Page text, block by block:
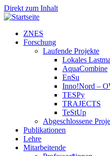
Direkt zum Inhalt
ZNES
Forschung
Laufende Projekte
Lokales
AquaCombine
EnSu
Inno!Nord –
TESPy
TRAJECTS
TeStUp
Abgeschlossene
Publikationen
Lehre
Mitarbeitende